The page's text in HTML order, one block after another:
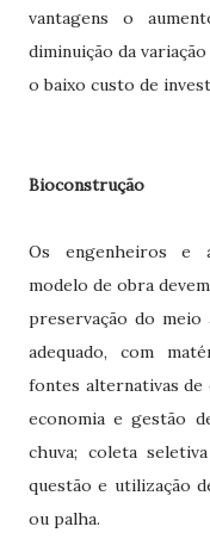
vantagens o
diminuição da
o baixo custo de
Bioconstrução
Os engenheiros e
modelo de obra
preservação do meio
adequado, com
fontes alternativas de
economia e gestão
chuva; coleta
questão e utilização
ou palha.